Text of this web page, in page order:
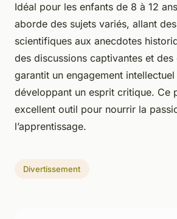
Idéal pour les enfants de 8 à 12
aborde des sujets variés, allant
scientifiques aux anecdotes
des discussions captivantes et
garantit un engagement
développant un esprit critique. Ce
excellent outil pour nourrir la
l’apprentissage.
Divertissement